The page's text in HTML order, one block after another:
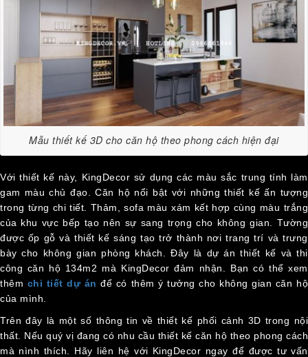
Mẫu thiết kế 3D cho căn hộ theo phong cách hiện đại
Với thiết kế này, KingDecor sử dụng các màu sắc trung tính làm
gam màu chủ đạo. Căn hộ nổi bật với những thiết kế ấn tượng
trong từng chi tiết. Thảm, sofa màu xám kết hợp cùng màu trắng
của khu vực bếp tạo nên sự sang trọng cho không gian. Tường
được ốp gỗ và thiết kế sáng tạo trở thành nơi trang trí và trưng
bày cho không gian phòng khách. Đây là dự án thiết kế và thi
công căn hộ 134m2 mà KingDecor đảm nhận. Bạn có thể xem
thêm chi tiết dự án để có thêm ý tưởng cho không gian căn hộ
của mình.
Trên đây là một số thông tin về thiết kế phối cảnh 3D trong nội
thất. Nếu quý vị đang có nhu cầu thiết kế căn hộ theo phong cách
mà nình thích. Hãy liên hệ với KingDecor ngay để được tư vấn